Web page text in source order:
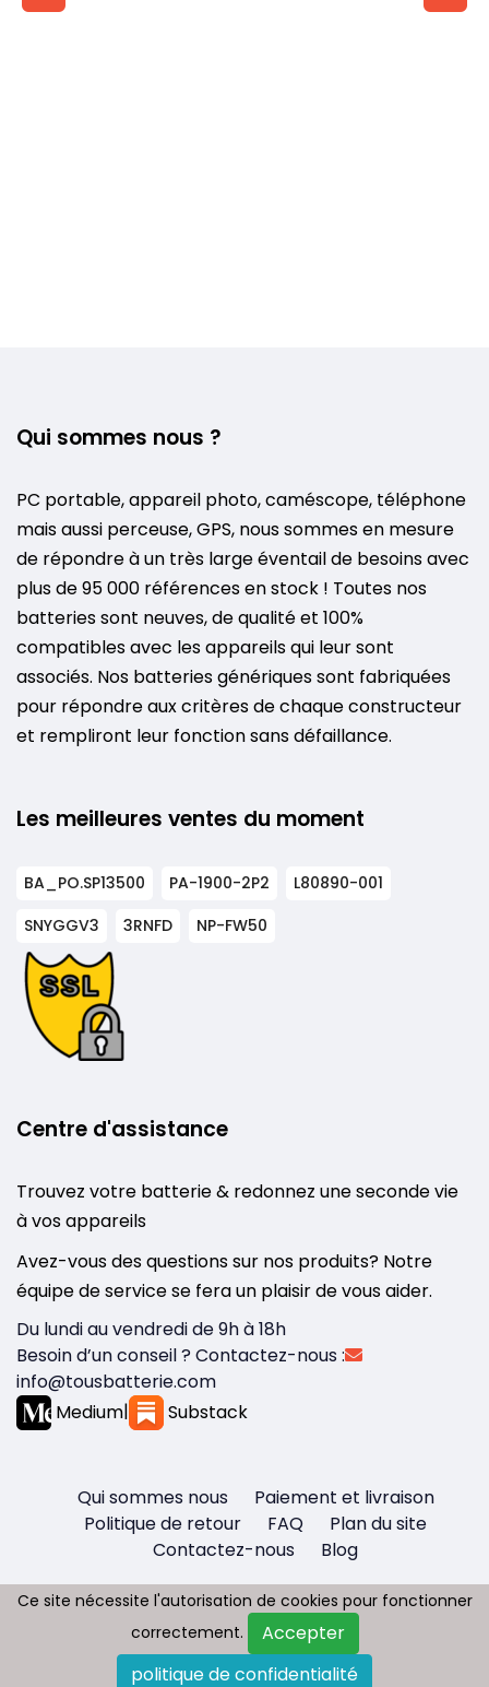
Qui sommes nous ?
PC portable, appareil photo, caméscope, téléphone
mais aussi perceuse, GPS, nous sommes en mesure
de répondre à un très large éventail de besoins avec
plus de 95 000 références en stock ! Toutes nos
batteries sont neuves, de qualité et 100%
compatibles avec les appareils qui leur sont
associés. Nos batteries génériques sont fabriquées
pour répondre aux critères de chaque constructeur
et rempliront leur fonction sans défaillance.
Les meilleures ventes du moment
BA_PO.SP13500 PA-1900-2P2
L80890-001
SNYGGV3
3RNFD NP-FW50
Centre d'assistance
Trouvez votre batterie & redonnez une seconde vie
à vos appareils
Avez-vous des questions sur nos produits? Notre
équipe de service se fera un plaisir de vous aider.
Du lundi au vendredi de 9h à 18h
Besoin d’un conseil ? Contactez-nous :
info@tousbatterie.com
Medium| Substack
Qui sommes nous
Paiement et livraison
Politique de retour
FAQ
Plan du site
Contactez-nous
Blog
Copyright © 2026 - Tous droit réservés
Tousbatterie.com
Ce site nécessite l'autorisation de cookies pour fonctionner
correctement.
Accepter
politique de confidentialité
Ce site nécessite l'autorisation de cookies pour fonctionner
correctement.
Accepter
politique de confidentialité